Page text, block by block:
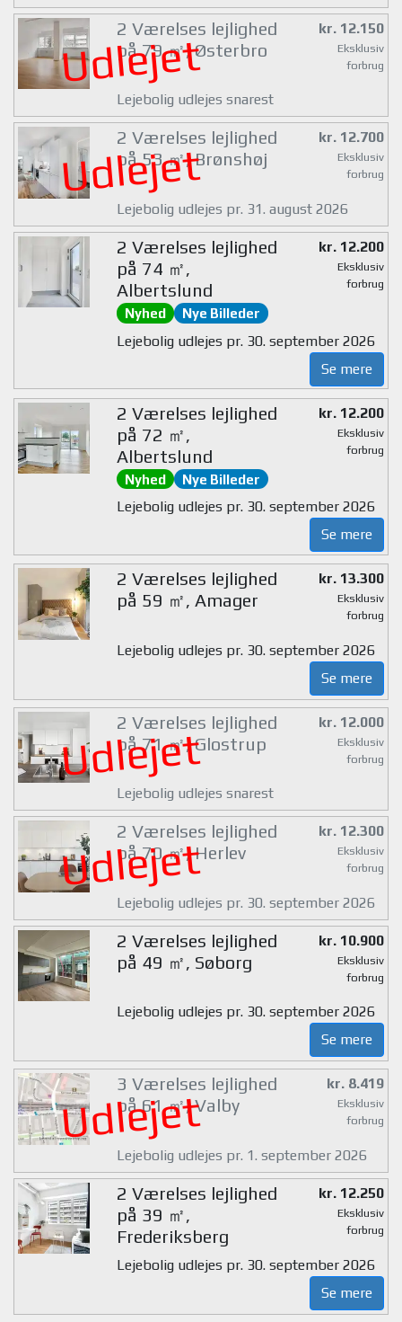
Udlejet
2 Værelses lejlighed
på 79 ㎡, Østerbro
kr. 12.150
Eksklusiv
forbrug
Lejebolig udlejes snarest
Udlejet
2 Værelses lejlighed
på 53 ㎡, Brønshøj
kr. 12.700
Eksklusiv
forbrug
Lejebolig udlejes pr. 31. august 2026
2 Værelses lejlighed
på 74 ㎡,
Albertslund
Nyhed Nye Billeder
kr. 12.200
Eksklusiv
forbrug
Lejebolig udlejes pr. 30. september 2026
Se mere
2 Værelses lejlighed
på 72 ㎡,
Albertslund
Nyhed Nye Billeder
kr. 12.200
Eksklusiv
forbrug
Lejebolig udlejes pr. 30. september 2026
Se mere
2 Værelses lejlighed
på 59 ㎡, Amager
kr. 13.300
Eksklusiv
forbrug
Lejebolig udlejes pr. 30. september 2026
Se mere
Udlejet
2 Værelses lejlighed
på 71 ㎡, Glostrup
kr. 12.000
Eksklusiv
forbrug
Lejebolig udlejes snarest
Udlejet
2 Værelses lejlighed
på 70 ㎡, Herlev
kr. 12.300
Eksklusiv
forbrug
Lejebolig udlejes pr. 30. september 2026
2 Værelses lejlighed
på 49 ㎡, Søborg
kr. 10.900
Eksklusiv
forbrug
Lejebolig udlejes pr. 30. september 2026
Se mere
Udlejet
3 Værelses lejlighed
på 61 ㎡, Valby
kr. 8.419
Eksklusiv
forbrug
Lejebolig udlejes pr. 1. september 2026
2 Værelses lejlighed
på 39 ㎡,
Frederiksberg
kr. 12.250
Eksklusiv
forbrug
Lejebolig udlejes pr. 30. september 2026
Se mere